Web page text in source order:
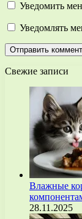
Уведомить
Уведомлять
Свежие записи
Влажные
28.11.2025